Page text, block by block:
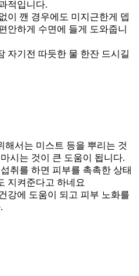
적입니다.
이 깬 경우에도 미지근한게 뎁
안하게 수면에 들게 도와줍니
자기전 따듯한 물 한잔 드시길
해서는 미스트 등을 뿌리는 것
시는 것이 큰 도움이 됩니다.
취를 하면 피부를 촉촉한 상태
지켜준다고 하네요
강에 도움이 되고 피부 노화를